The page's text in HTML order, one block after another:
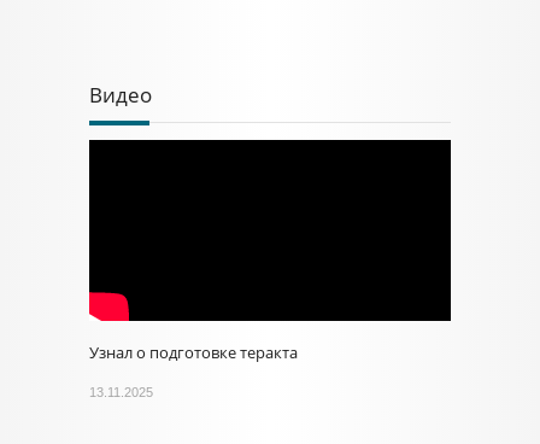
Видео
Узнал о подготовке теракта
13.11.2025